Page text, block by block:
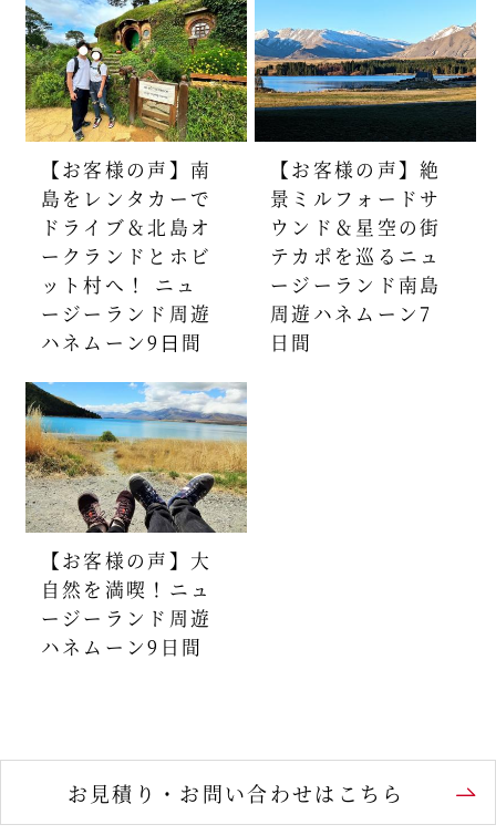
【お客様の声】南
島をレンタカーで
ドライブ＆北島オ
ークランドとホビ
ット村へ！ ニュ
ージーランド周遊
ハネムーン9⽇間
【お客様の声】絶
景ミルフォードサ
ウンド＆星空の街
テカポを巡るニュ
ージーランド南島
周遊ハネムーン7
日間
【お客様の声】大
自然を満喫！ニュ
ージーランド周遊
ハネムーン9日間
お見積り・お問い合わせはこちら